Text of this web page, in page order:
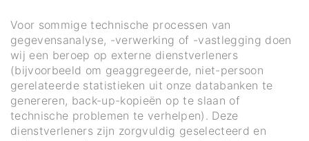
Voor sommige technische processen van
gegevensanalyse, -verwerking of -vastlegging doen
wij een beroep op externe dienstverleners
(bijvoorbeeld om geaggregeerde, niet-persoon
gerelateerde statistieken uit onze databanken te
genereren, back-up-kopieën op te slaan of
technische problemen te verhelpen). Deze
dienstverleners zijn zorgvuldig geselecteerd en